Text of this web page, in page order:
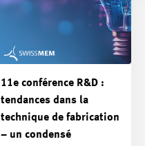
11e conférence R&D :
tendances dans la
technique de fabrication
– un condensé